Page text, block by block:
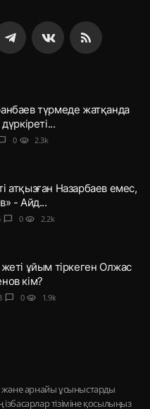
түрмеде жатқанда
0 visibility 2.3k
атқызған Назарбаев емес,
- Айд...
chat_bubble 0 visibility 2.2k
ұйым тіркеген Олжас
кім?
chat_bubble 0 visibility 1.9k
арнайы ұсыныстарды
ізбасарлар тізіміне қосылыңыз